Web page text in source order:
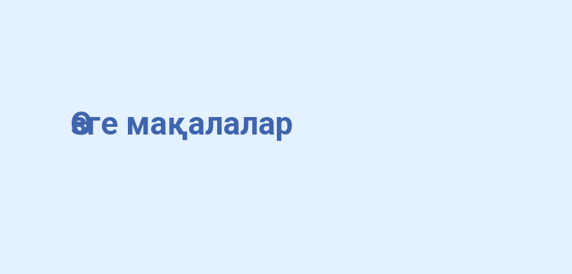
Өзге мақалалар